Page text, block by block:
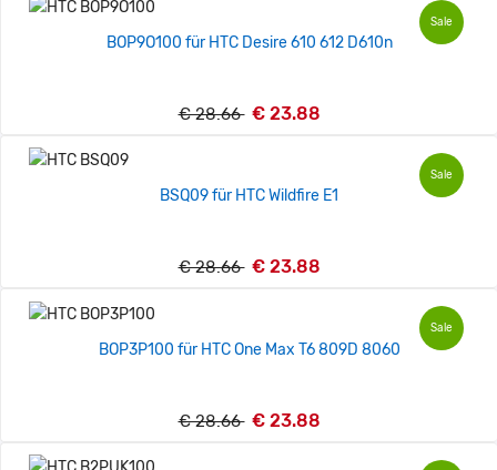
Sale
BOP9O100 für HTC Desire 610 612 D610n
€ 28.66 € 23.88
Sale
BSQ09 für HTC Wildfire E1
€ 28.66 € 23.88
Sale
BOP3P100 für HTC One Max T6 809D 8060
€ 28.66 € 23.88